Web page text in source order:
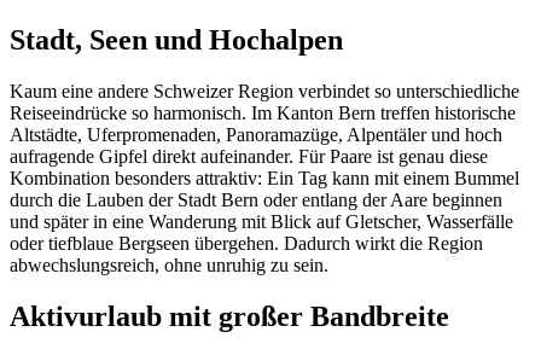
Stadt, Seen und Hochalpen
Kaum eine andere Schweizer Region verbindet so unterschiedliche
Reiseeindrücke so harmonisch. Im Kanton Bern treffen historische
Altstädte, Uferpromenaden, Panoramazüge, Alpentäler und hoch
aufragende Gipfel direkt aufeinander. Für Paare ist genau diese
Kombination besonders attraktiv: Ein Tag kann mit einem Bummel
durch die Lauben der Stadt Bern oder entlang der Aare beginnen
und später in eine Wanderung mit Blick auf Gletscher, Wasserfälle
oder tiefblaue Bergseen übergehen. Dadurch wirkt die Region
abwechslungsreich, ohne unruhig zu sein.
Aktivurlaub mit großer Bandbreite